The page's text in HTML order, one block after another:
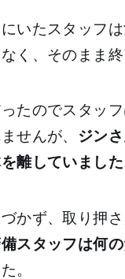
いたスタッフ
く、そのまま終
たのでスタッ
せんが、
ジン
離していました
かず、取り押
スタッフは何
。